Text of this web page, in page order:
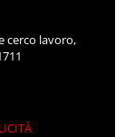
cerco lavoro,